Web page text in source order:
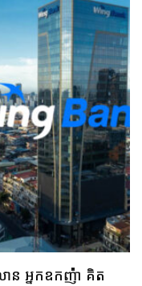
អាយជី អាណា